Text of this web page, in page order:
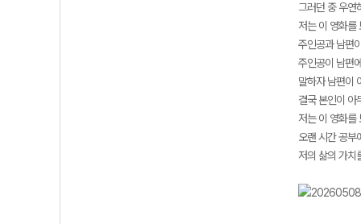
그러던 중 우연
저는 이 영화를
주인공과 남편
주인공이 남편
말하자 남편이
결국 본인이 아
저는 이 영화를
오랜 시간 공부
저의 삶의 가치